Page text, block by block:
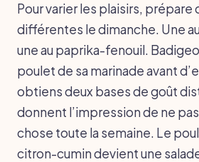
Pour varier les plaisirs, prépare
différentes le dimanche. Une
une au paprika-fenouil.
poulet de sa marinade avant
obtiens deux bases de goût
donnent l’impression de ne
chose toute la semaine. Le
citron-cumin devient une